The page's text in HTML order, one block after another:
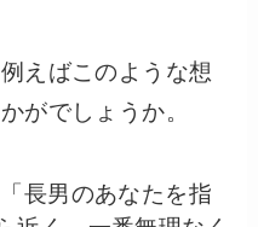
えばこのような想
がでしょうか。
「長男のあなたを指